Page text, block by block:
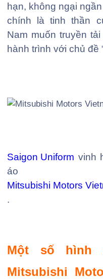
hạn, không ngại
chính là tinh thần
Nam muốn truyền
hành trình với chủ đề
Saigon Uniform vinh
áo
Mitsubishi Motors
.
Một số hình
Mitsubishi